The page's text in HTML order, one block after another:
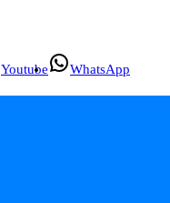
Youtube WhatsApp